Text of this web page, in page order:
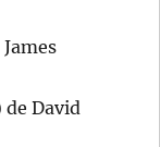
de David